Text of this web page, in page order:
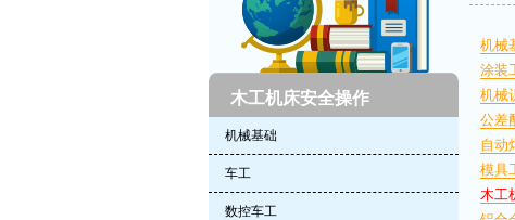
木工机床安全操作
机械基础
车工
数控车工
机械
涂装
机械
公差
自动
模具
木工